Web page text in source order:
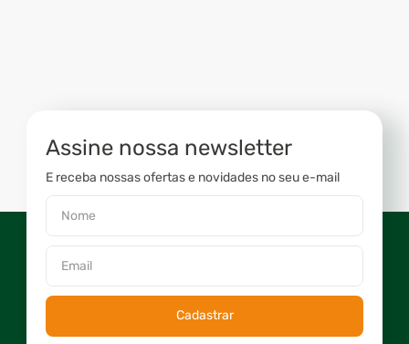
Assine nossa newsletter
E receba nossas ofertas e novidades no seu e-mail
Cadastrar